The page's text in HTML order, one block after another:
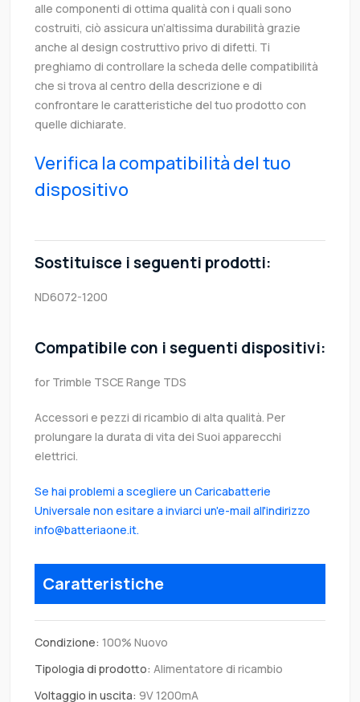
alle componenti di ottima qualità con i quali sono
costruiti, ciò assicura un’altissima durabilità grazie
anche al design costruttivo privo di difetti. Ti
preghiamo di controllare la scheda delle compatibilità
che si trova al centro della descrizione e di
confrontare le caratteristiche del tuo prodotto con
quelle dichiarate.
Verifica la compatibilità del tuo
dispositivo
Sostituisce i seguenti prodotti:
ND6072-1200
Compatibile con i seguenti dispositivi:
for Trimble TSCE Range TDS
Accessori e pezzi di ricambio di alta qualità. Per
prolungare la durata di vita dei Suoi apparecchi
elettrici.
Se hai problemi a scegliere un Caricabatterie
Universale non esitare a inviarci un'e-mail all'indirizzo
info@batteriaone.it.
Caratteristiche
Condizione: 100% Nuovo
Tipologia di prodotto: Alimentatore di ricambio
Voltaggio in uscita: 9V 1200mA